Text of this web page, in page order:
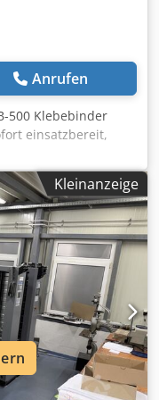
Blätter/Sätze
Blattformat: 350
bei bestimmten
120 mm x 170
zu 25 Blätter
Broschüre).
dickes Papier).
Anrufen
500 Klebebinder
einsatzbereit,
schnell in den
3 Walzen, die
Fräsen
Technische
der Bindung
120x120mm
Stromversorgung
Kleinanzeige